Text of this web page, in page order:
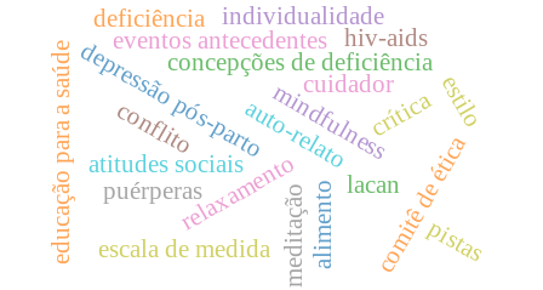
cuidador
mindfulness
relaxamento
meditação
concepções de deficiência
escala de medida
críticaestilo
lacan
auto-relato
eventos antecedentes
depressão pós-parto
atitudes sociais
educação para a saúde
hiv-aids
comitê de ética
individualidade
puérperas alimento
conflito
pistas
deficiência